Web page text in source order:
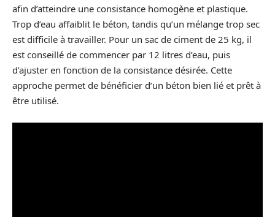
afin d’atteindre une consistance homogène et plastique.
Trop d’eau affaiblit le béton, tandis qu’un mélange trop sec
est difficile à travailler. Pour un sac de ciment de 25 kg, il
est conseillé de commencer par 12 litres d’eau, puis
d’ajuster en fonction de la consistance désirée. Cette
approche permet de bénéficier d’un béton bien lié et prêt à
être utilisé.